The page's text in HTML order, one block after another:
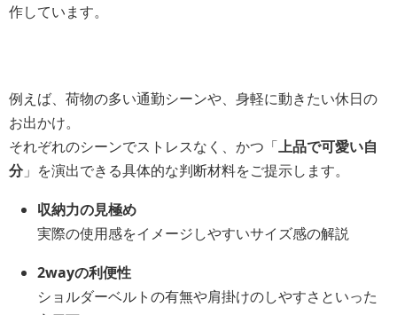
作しています。
例えば、荷物の多い通勤シーンや、身軽に動きたい休日の
お出かけ。
それぞれのシーンでストレスなく、かつ「上品で可愛い自
分」を演出できる具体的な判断材料をご提示します。
収納力の見極め
実際の使用感をイメージしやすいサイズ感の解説
2wayの利便性
ショルダーベルトの有無や肩掛けのしやすさといった